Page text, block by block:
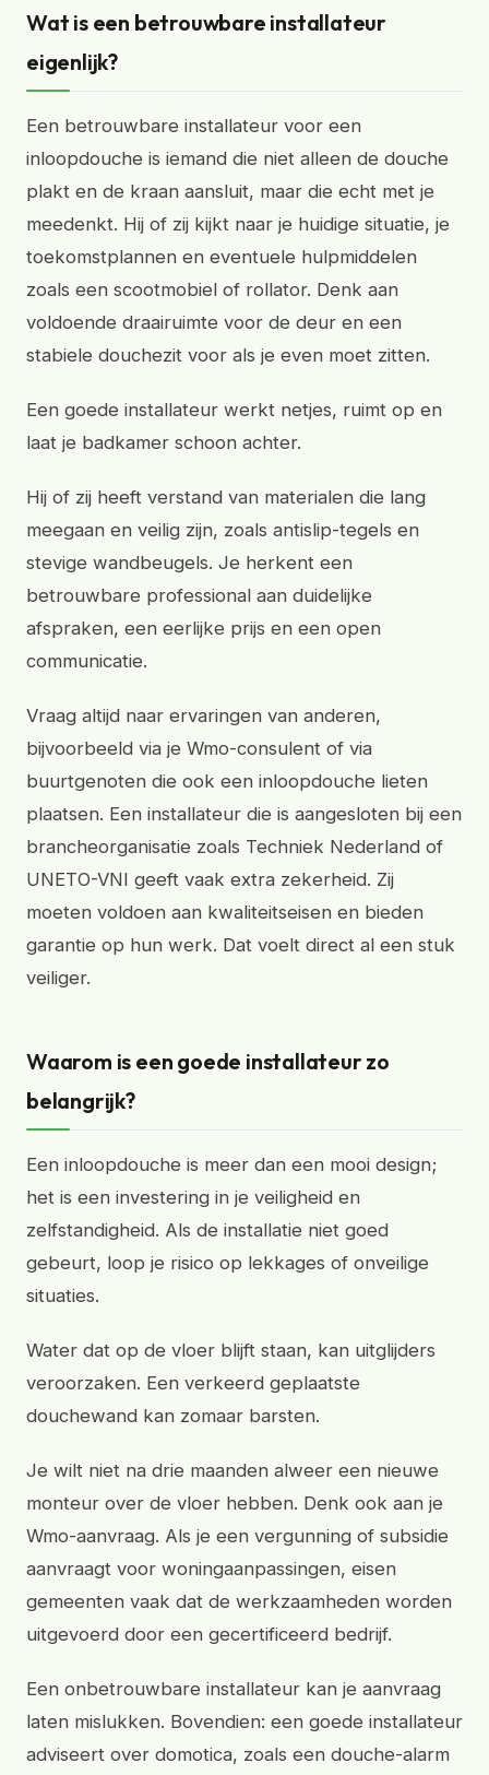
Wat is een betrouwbare installateur
eigenlijk?
Een betrouwbare installateur voor een
inloopdouche is iemand die niet alleen de douche
plakt en de kraan aansluit, maar die echt met je
meedenkt. Hij of zij kijkt naar je huidige situatie, je
toekomstplannen en eventuele hulpmiddelen
zoals een scootmobiel of rollator. Denk aan
voldoende draairuimte voor de deur en een
stabiele douchezit voor als je even moet zitten.
Een goede installateur werkt netjes, ruimt op en
laat je badkamer schoon achter.
Hij of zij heeft verstand van materialen die lang
meegaan en veilig zijn, zoals antislip-tegels en
stevige wandbeugels. Je herkent een
betrouwbare professional aan duidelijke
afspraken, een eerlijke prijs en een open
communicatie.
Vraag altijd naar ervaringen van anderen,
bijvoorbeeld via je Wmo-consulent of via
buurtgenoten die ook een inloopdouche lieten
plaatsen. Een installateur die is aangesloten bij een
brancheorganisatie zoals Techniek Nederland of
UNETO-VNI geeft vaak extra zekerheid. Zij
moeten voldoen aan kwaliteitseisen en bieden
garantie op hun werk. Dat voelt direct al een stuk
veiliger.
Waarom is een goede installateur zo
belangrijk?
Een inloopdouche is meer dan een mooi design;
het is een investering in je veiligheid en
zelfstandigheid. Als de installatie niet goed
gebeurt, loop je risico op lekkages of onveilige
situaties.
Water dat op de vloer blijft staan, kan uitglijders
veroorzaken. Een verkeerd geplaatste
douchewand kan zomaar barsten.
Je wilt niet na drie maanden alweer een nieuwe
monteur over de vloer hebben. Denk ook aan je
Wmo-aanvraag. Als je een vergunning of subsidie
aanvraagt voor woningaanpassingen, eisen
gemeenten vaak dat de werkzaamheden worden
uitgevoerd door een gecertificeerd bedrijf.
Een onbetrouwbare installateur kan je aanvraag
laten mislukken. Bovendien: een goede installateur
adviseert over domotica, zoals een douche-alarm